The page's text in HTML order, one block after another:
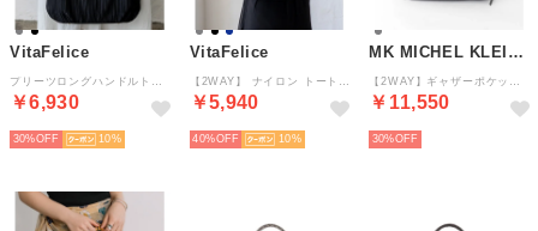
VitaFelice
￥6,930
30% 10
VitaFelice
￥5,940
40% 10
MK MICHEL KLEIN BAG
￥11,550
30%